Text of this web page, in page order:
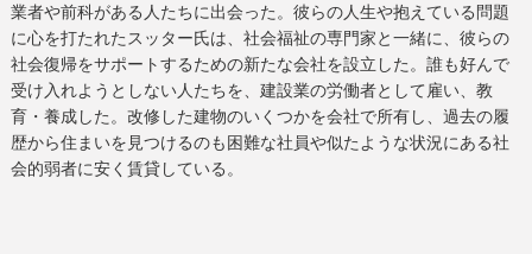
業者や前科がある人たちに出会った。彼らの人生や抱えている問題
に心を打たれたスッター氏は、社会福祉の専門家と一緒に、彼らの
社会復帰をサポートするための新たな会社を設立した。誰も好んで
受け入れようとしない人たちを、建設業の労働者として雇い、教
育・養成した。改修した建物のいくつかを会社で所有し、過去の履
歴から住まいを見つけるのも困難な社員や似たような状況にある社
会的弱者に安く賃貸している。